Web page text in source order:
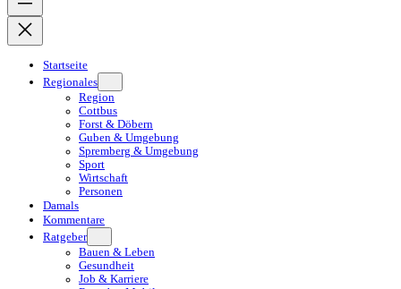
Startseite
Regionales
Region
Cottbus
Forst & Döbern
Guben & Umgebung
Spremberg & Umgebung
Sport
Wirtschaft
Personen
Damals
Kommentare
Ratgeber
Bauen & Leben
Gesundheit
Job & Karriere